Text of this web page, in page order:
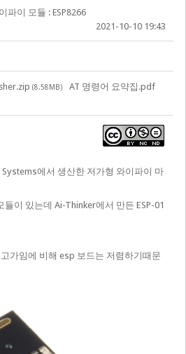
파이 모듈 : ESP8266
2021-10-10 19:43
(8.58MB) AT 명령어 요약집.pdf
에서 생산한 저가형 와이파이 마
이 있는데 Ai-Thinker에서 만든 ESP-01
가임에 비해 esp 보드는 저렴하기때문